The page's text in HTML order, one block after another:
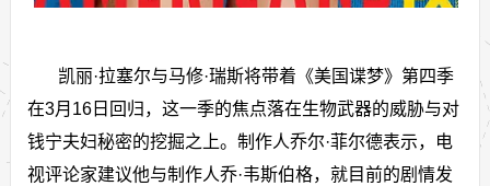
凯丽·拉塞尔与马修·瑞斯将带着《美国谍梦》第四季
在3月16日回归，这一季的焦点落在生物武器的威胁与对
钱宁夫妇秘密的挖掘之上。制作人乔尔·菲尔德表示，电
视评论家建议他与制作人乔·韦斯伯格，就目前的剧情发